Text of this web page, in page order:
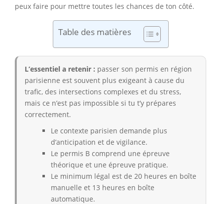
peux faire pour mettre toutes les chances de ton côté.
Table des matières
L’essentiel a retenir : passer son permis en région
parisienne est souvent plus exigeant à cause du
trafic, des intersections complexes et du stress,
mais ce n’est pas impossible si tu t’y prépares
correctement.
Le contexte parisien demande plus
d’anticipation et de vigilance.
Le permis B comprend une épreuve
théorique et une épreuve pratique.
Le minimum légal est de 20 heures en boîte
manuelle et 13 heures en boîte
automatique.